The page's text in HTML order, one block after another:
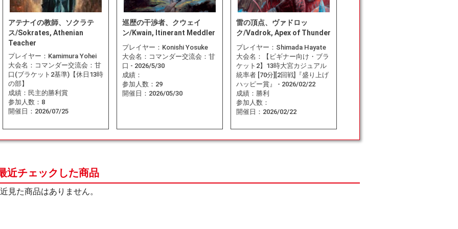
アテナイの教師、ソクラテ
ス/Sokrates, Athenian
Teacher
プレイヤー： Kamimura Yohei
大会名： コマンダー交流会：甘
口(ブラケット2基準)【休日13時
の部】
成績： 民主的勝利賞
参加人数： 8
開催日： 2026/07/25
巡歴の干渉者、クウェイ
ン/Kwain, Itinerant Meddler
プレイヤー： Konishi Yosuke
大会名： コマンダー交流会：甘
口 - 2026/5/30
成績：
参加人数： 29
開催日： 2026/05/30
雷の頂点、ヴァドロッ
ク/Vadrok, Apex of Thunder
プレイヤー： Shimada Hayate
大会名：
【ビギナー向け・ブラ
ケット2】13時大宮カジュアル
統率者 [70分][2回戦]『盛り上げ
ハッピー賞』 - 2026/02/22
成績： 勝利
参加人数：
開催日： 2026/02/22
近チェックした商品
見た商品はありません。